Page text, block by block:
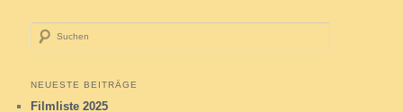
Suchen
NEUESTE BEITRÄGE
Filmliste 2025